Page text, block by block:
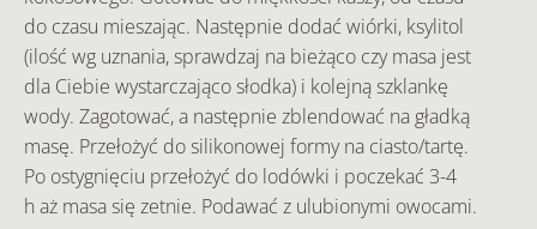
do czasu mieszając. Następnie dodać wiórki, ksylitol
(ilość wg uznania, sprawdzaj na bieżąco czy masa jest
dla Ciebie wystarczająco słodka) i kolejną szklankę
wody. Zagotować, a następnie zblendować na gładką
masę. Przełożyć do silikonowej formy na ciasto/tartę.
Po ostygnięciu przełożyć do lodówki i poczekać 3-4
h aż masa się zetnie. Podawać z ulubionymi owocami.